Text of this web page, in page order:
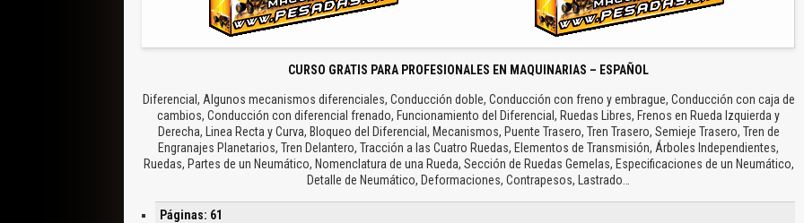
CURSO GRATIS PARA PROFESIONALES EN MAQUINARIAS – ESPAÑOL
Diferencial, Algunos mecanismos diferenciales, Conducción doble, Conducción con freno y embrague, Conducción con caja de
cambios, Conducción con diferencial frenado, Funcionamiento del Diferencial, Ruedas Libres, Frenos en Rueda Izquierda y
Derecha, Linea Recta y Curva, Bloqueo del Diferencial, Mecanismos, Puente Trasero, Tren Trasero, Semieje Trasero, Tren de
Engranajes Planetarios, Tren Delantero, Tracción a las Cuatro Ruedas, Elementos de Transmisión, Árboles Independientes,
Ruedas, Partes de un Neumático, Nomenclatura de una Rueda, Sección de Ruedas Gemelas, Especificaciones de un Neumático,
Detalle de Neumático, Deformaciones, Contrapesos, Lastrado…
Páginas: 61